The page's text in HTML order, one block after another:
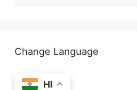
Change Language
HI